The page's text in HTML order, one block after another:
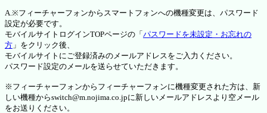
A.※フィーチャーフォンからスマートフォンへの機種変更は、パスワード
設定が必要です。
モバイルサイトログインTOPページの「 パスワードを未設定・お忘れの
方 」をクリック後、
モバイルサイトにご登録済みのメールアドレスをご入力ください。
パスワード設定のメールを送らせていただきます。
※フィーチャーフォンからフィーチャーフォンに機種変更された方は、新
しい機種からswitch@m.nojima.co.jpに新しいメールアドレスより空メール
をお送りください。